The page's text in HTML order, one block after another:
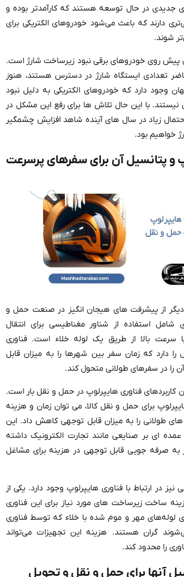
جدیدی در حال توسعه هستند که کارآمدتر بوده و
دارند که باعث می‌شود خودروهای الکتریکی برای
شوند.
پیش روی خودروهای برقی نبود زیرساخت شارژ است.
تعدادی ایستگاه شارژ در دسترس هستند، هنوز
وجود دارد که خودروهای الکتریکی به دلیل نبود
نیستند. با این حال تلاش ها برای رفع این مشکل در
زیاد در سال های آینده شاهد افزایش چشمگیر
خواهیم بود.
و پتانسیل آن برای سفرهای پرسرعت
از پیشرفت های هیجان انگیز در صنعت حمل و
شامل استفاده از شناور مغناطیسی برای انتقال
سرعت بالا از طریق یک لوله خلاء است. فناوری
را دارد که زمان سفر بین شهرها را به میزان قابل
در سفرهای طولانی متحول کند.
کاربردهای فناوری هایپرلوپ در حمل و نقل بار است.
برای حمل و نقل کالا، می توان زمان و هزینه
طولانی را به میزان قابل توجهی کاهش داد. این
عمده ای بر صنایعی مانند تجارت الکترونیک داشته
به صرفه جویی قابل توجهی در هزینه برای مشاغل
در ارتباط با فناوری هایپرلوپ وجود دارد. یکی از
ساخت زیرساخت های مورد نیاز برای این فناوری
مهر و موم شده با خلاء که توسط فناوری
گران هستند. هزینه این تجهیزات می‌تواند
را محدود کند.
آنها برای حمل و نقل و تحویل